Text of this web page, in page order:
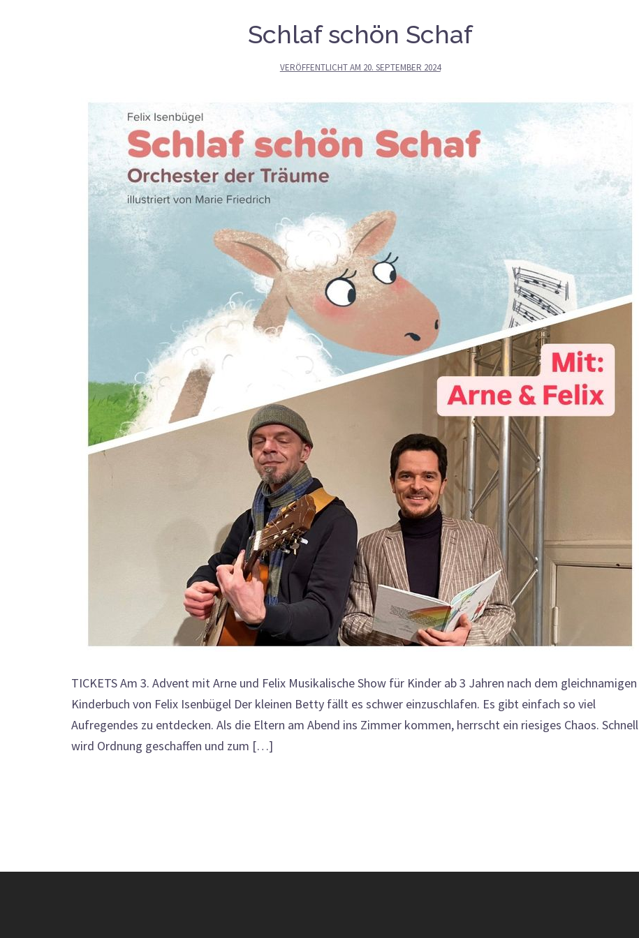
Schlaf schön Schaf
VERÖFFENTLICHT AM 20. SEPTEMBER 2024
TICKETS Am 3. Advent mit Arne und Felix Musikalische Show für Kinder ab 3 Jahren nach dem gleichnamigen
Kinderbuch von Felix Isenbügel Der kleinen Betty fällt es schwer einzuschlafen. Es gibt einfach so viel
Aufregendes zu entdecken. Als die Eltern am Abend ins Zimmer kommen, herrscht ein riesiges Chaos. Schnell
wird Ordnung geschaffen und zum […]